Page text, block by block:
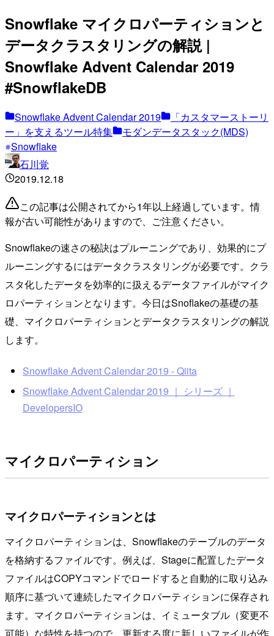
Snowflake マイクロパーティションと
データクラスタリングの解説 |
Snowflake Advent Calendar 2019
#SnowflakeDB
Snowflake Advent Calendar 2019
「カスタマーストーリ
ー」を支えるツール特集
モダンデータスタック(MDS)
Snowflake
石川覚
2019.12.18
この記事は公開されてから1年以上経過しています。情
報が古い可能性がありますので、ご注意ください。
Snowflakeの速さの秘訣はプルーニングであり、効果的にプ
ルーニングするにはデータクラスタリングが必要です。クラ
スタ化したデータを効率的に扱えるデータファイルがマイク
ロパーティションとなります。今日はSnoflakeの基礎の基
礎、マイクロパーティションとデータクラスタリングの解説
します。
Snowflake Advent Calendar 2019 - Qiita
Snowflake Advent Calendar 2019 ｜ シリーズ ｜
DevelopersIO
マイクロパーティション
マイクロパーティションとは
マイクロパーティションは、Snowflakeのテーブルのデータ
を格納するファイルです。例えば、Stageに配置したデータ
ファイルはCOPYコマンドでロードすると自動的に取り込み
順序に基づいて連続したマイクロパーティションに保存され
ます。マイクロパーティションは、イミュータブル（変更不